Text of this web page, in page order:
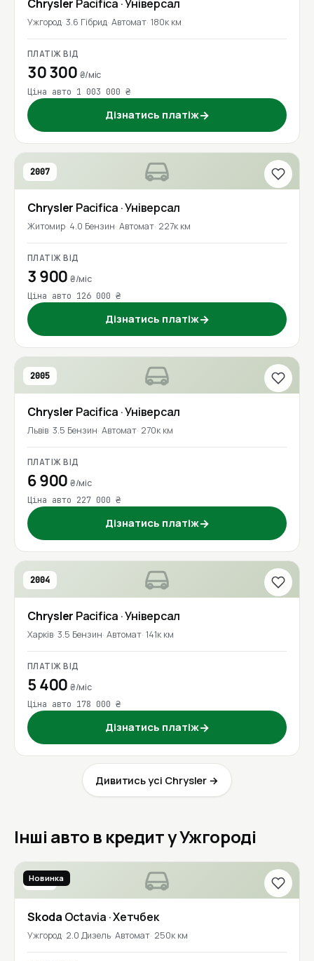
Chrysler Pacifica · Універсал
Ужгород 3.6 Гібрид Автомат 180к км
ПЛАТІЖ ВІД
30 300 ₴/міс
Ціна авто 1 003 000 ₴
Дізнатись платіж→
2007
Chrysler Pacifica · Універсал
Житомир 4.0 Бензин Автомат 227к км
ПЛАТІЖ ВІД
3 900₴/міс
Ціна авто 126 000 ₴
Дізнатись платіж→
2005
Chrysler Pacifica · Універсал
Львів 3.5 Бензин Автомат 270к км
ПЛАТІЖ ВІД
6 900₴/міс
Ціна авто 227 000 ₴
Дізнатись платіж→
2004
Chrysler Pacifica · Універсал
Харків 3.5 Бензин Автомат 141к км
ПЛАТІЖ ВІД
5 400₴/міс
Ціна авто 178 000 ₴
Дізнатись платіж→
Дивитись усі Chrysler →
Інші авто в кредит у Ужгороді
2020
Новинка
Skoda Octavia · Хетчбек
Ужгород 2.0 Дизель Автомат 250к км